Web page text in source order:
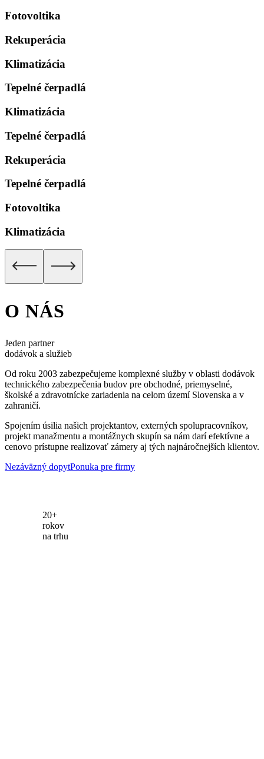
Fotovoltika
Rekuperácia
Klimatizácia
Tepelné čerpadlá
Klimatizácia
Tepelné čerpadlá
Rekuperácia
Tepelné čerpadlá
Fotovoltika
Klimatizácia
O NÁS
Jeden partner
dodávok a služieb
Od roku 2003 zabezpečujeme komplexné služby v oblasti dodávok
technického zabezpečenia budov pre obchodné, priemyselné,
školské a zdravotnícke zariadenia na celom území Slovenska a v
zahraničí.
Spojením úsilia našich projektantov, externých spolupracovníkov,
projekt manažmentu a montážnych skupín sa nám darí efektívne a
cenovo prístupne realizovať zámery aj tých najnáročnejších klientov.
Nezáväzný dopytPonuka pre firmy
20+
rokov
na trhu